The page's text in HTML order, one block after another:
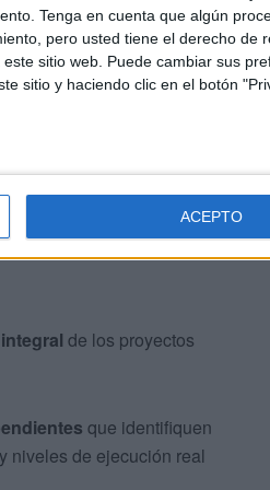
Tenga en cuenta que algún
pero usted tiene el derecho de
sitio web. Puede cambiar sus
sitio y haciendo clic en el botón
ACEPTO
públicos y el
de los proyectos
que identifiquen
niveles de ejecución real